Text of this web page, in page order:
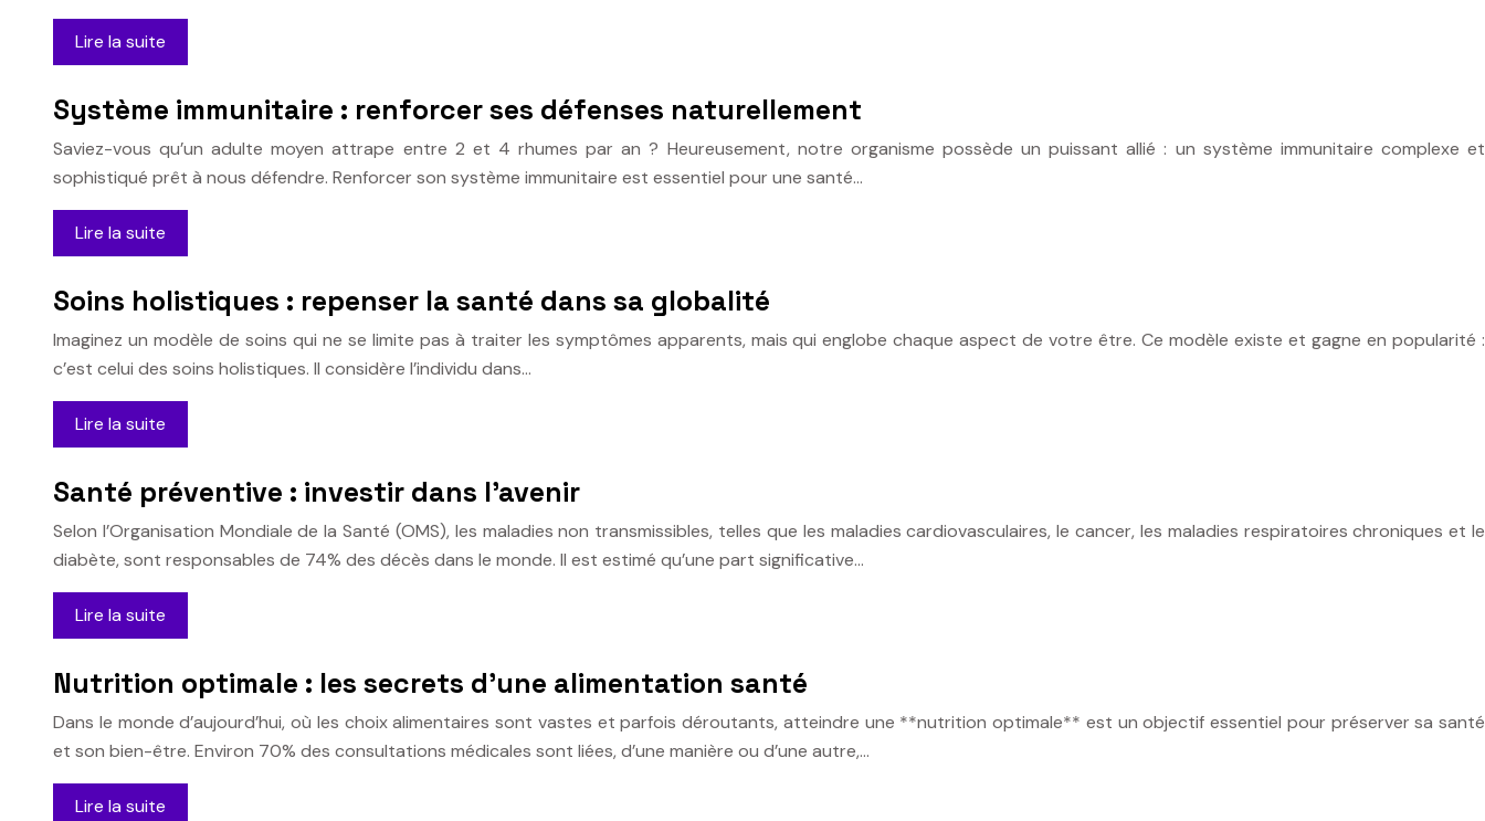
Lire la suite
Système immunitaire : renforcer ses défenses naturellement
Saviez-vous qu’un adulte moyen attrape entre 2 et 4 rhumes par an ? Heureusement, notre organisme possède un puissant allié : un système immunitaire complexe et
sophistiqué prêt à nous défendre. Renforcer son système immunitaire est essentiel pour une santé…
Lire la suite
Soins holistiques : repenser la santé dans sa globalité
Imaginez un modèle de soins qui ne se limite pas à traiter les symptômes apparents, mais qui englobe chaque aspect de votre être. Ce modèle existe et gagne en popularité :
c’est celui des soins holistiques. Il considère l’individu dans…
Lire la suite
Santé préventive : investir dans l’avenir
Selon l’Organisation Mondiale de la Santé (OMS), les maladies non transmissibles, telles que les maladies cardiovasculaires, le cancer, les maladies respiratoires chroniques et le
diabète, sont responsables de 74% des décès dans le monde. Il est estimé qu’une part significative…
Lire la suite
Nutrition optimale : les secrets d’une alimentation santé
Dans le monde d’aujourd’hui, où les choix alimentaires sont vastes et parfois déroutants, atteindre une **nutrition optimale** est un objectif essentiel pour préserver sa santé
et son bien-être. Environ 70% des consultations médicales sont liées, d’une manière ou d’une autre,…
Lire la suite